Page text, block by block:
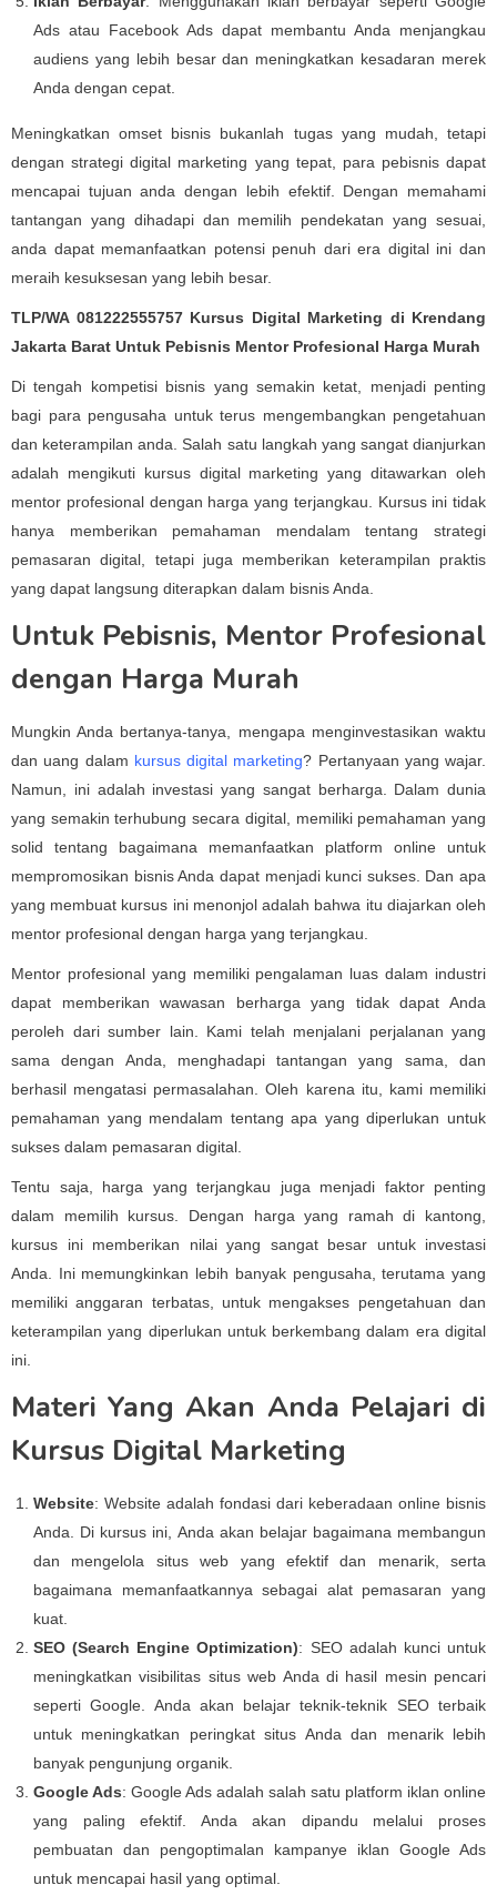
Ads atau Facebook Ads dapat membantu Anda menjangkau
audiens yang lebih besar dan meningkatkan kesadaran merek
Anda dengan cepat.
Meningkatkan omset bisnis bukanlah tugas yang mudah, tetapi
dengan strategi digital marketing yang tepat, para pebisnis dapat
mencapai tujuan anda dengan lebih efektif. Dengan memahami
tantangan yang dihadapi dan memilih pendekatan yang sesuai,
anda dapat memanfaatkan potensi penuh dari era digital ini dan
meraih kesuksesan yang lebih besar.
TLP/WA 081222555757 Kursus Digital Marketing di Krendang
Jakarta Barat Untuk Pebisnis Mentor Profesional Harga Murah
Di tengah kompetisi bisnis yang semakin ketat, menjadi penting
bagi para pengusaha untuk terus mengembangkan pengetahuan
dan keterampilan anda. Salah satu langkah yang sangat dianjurkan
adalah mengikuti kursus digital marketing yang ditawarkan oleh
mentor profesional dengan harga yang terjangkau. Kursus ini tidak
hanya memberikan pemahaman mendalam tentang strategi
pemasaran digital, tetapi juga memberikan keterampilan praktis
yang dapat langsung diterapkan dalam bisnis Anda.
Untuk Pebisnis, Mentor Profesional
dengan Harga Murah
Mungkin Anda bertanya-tanya, mengapa menginvestasikan waktu
dan uang dalam kursus digital marketing? Pertanyaan yang wajar.
Namun, ini adalah investasi yang sangat berharga. Dalam dunia
yang semakin terhubung secara digital, memiliki pemahaman yang
solid tentang bagaimana memanfaatkan platform online untuk
mempromosikan bisnis Anda dapat menjadi kunci sukses. Dan apa
yang membuat kursus ini menonjol adalah bahwa itu diajarkan oleh
mentor profesional dengan harga yang terjangkau.
Mentor profesional yang memiliki pengalaman luas dalam industri
dapat memberikan wawasan berharga yang tidak dapat Anda
peroleh dari sumber lain. Kami telah menjalani perjalanan yang
sama dengan Anda, menghadapi tantangan yang sama, dan
berhasil mengatasi permasalahan. Oleh karena itu, kami memiliki
pemahaman yang mendalam tentang apa yang diperlukan untuk
sukses dalam pemasaran digital.
Tentu saja, harga yang terjangkau juga menjadi faktor penting
dalam memilih kursus. Dengan harga yang ramah di kantong,
kursus ini memberikan nilai yang sangat besar untuk investasi
Anda. Ini memungkinkan lebih banyak pengusaha, terutama yang
memiliki anggaran terbatas, untuk mengakses pengetahuan dan
keterampilan yang diperlukan untuk berkembang dalam era digital
ini.
Materi Yang Akan Anda Pelajari di
Kursus Digital Marketing
Website: Website adalah fondasi dari keberadaan online bisnis
Anda. Di kursus ini, Anda akan belajar bagaimana membangun
dan mengelola situs web yang efektif dan menarik, serta
bagaimana memanfaatkannya sebagai alat pemasaran yang
kuat.
SEO (Search Engine Optimization): SEO adalah kunci untuk
meningkatkan visibilitas situs web Anda di hasil mesin pencari
seperti Google. Anda akan belajar teknik-teknik SEO terbaik
untuk meningkatkan peringkat situs Anda dan menarik lebih
banyak pengunjung organik.
Google Ads: Google Ads adalah salah satu platform iklan online
yang paling efektif. Anda akan dipandu melalui proses
pembuatan dan pengoptimalan kampanye iklan Google Ads
untuk mencapai hasil yang optimal.